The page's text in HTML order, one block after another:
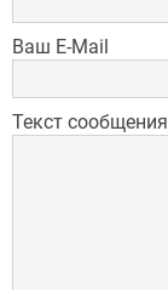
Ваш E-Mail
Текст сообщения